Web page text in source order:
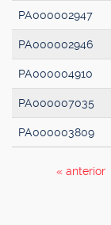
PA000002947
PA000002946
PA000004910
PA000007035
PA000003809
« anterior